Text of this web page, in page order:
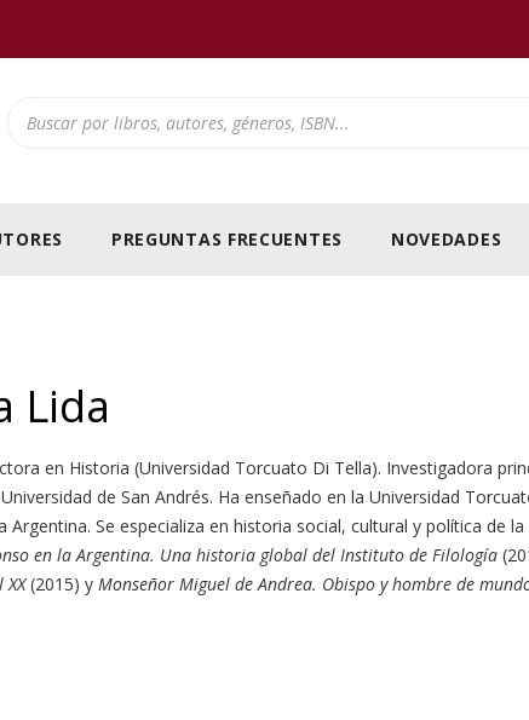
PREGUNTAS FRECUENTES NOVEDADES
Lida
en Historia (Universidad Torcuato Di Tella). Investigadora
de San Andrés. Ha enseñado en la Universidad
Argentina. Se especializa en historia social, cultural y política de
en la Argentina. Una historia global del Instituto de Filología
XX(2015) y Monseñor Miguel de Andrea. Obispo y hombre de